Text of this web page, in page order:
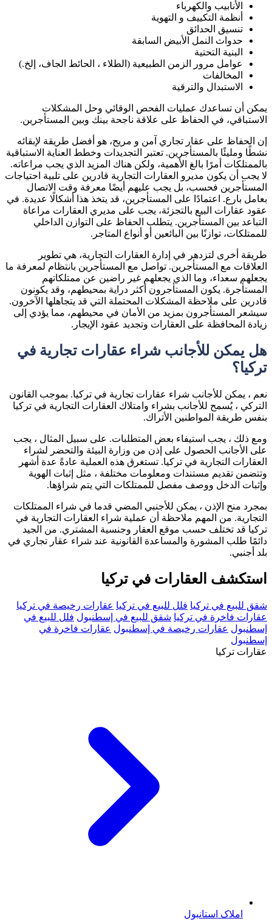
الأنابيب والكهرباء
أنظمة التكييف و التهوية
تنسيق الحدائق
حدواث النمل الأبيض السابقة
البنية التحتية
عوامل مرور الزمن الطبيعية (الطلاء ، الحائط الجاف، إلخ.)
المخالفات
الاستبدال والترقية
يمكن أن تساعدك عمليات الفحص الوقائي وحل المشكلات
الاستباقي، في الحفاظ على علاقة ناجحة بينك وبين المستأجرين.
إن الحفاظ على عقار تجاري آمن و مريح، هو أفضل طريقة لإبقائه
نشطًا ومليئًا بالمستأجرين. تعتبر التجديدات وخطط العناية الاستباقية
بالممتلكات أمرًا بالغ الأهمية، ولكن هناك المزيد الذي يجب مراعاته.
لا يجب أن يكون مديرو العقارات التجارية قادرين على تلبية احتياجات
المستأجرين فحسب، بل يجب عليهم أيضًا معرفة وقت الاتصال
بعامل بارع. اعتمادًا على المستأجرين، قد يتخذ هذا أشكالًا عديدة. في
عقود عقارات البيع بالتجزئة، يجب على مديري العقارات مراعاة
التباعد بين المستأجرين. يتطلب الحفاظ على التوازن الداخلي
للممتلكات، توازنًا بين البائعين أو أنواع المتاجر.
طريقة أخرى لتزدهر في إدارة العقارات التجارية، هي تطوير
العلاقات مع المستأجرين. تواصل مع المستأجرين بانتظام لمعرفة ما
يجعلهم سعداء، وما الذي يجعلهم غير راضين عن ممتلكاتهم
المستأجرة. يكون المستأجرون أكثر دراية بمحيطهم، وقد يكونون
قادرين على ملاحظة المشكلات المحتملة التي قد يتجاهلها الآخرون.
سيشعر المستأجرون بمزيد من الأمان في محيطهم، مما يؤدي إلى
زيادة المحافظة على العقارات وتجديد عقود الإيجار.
هل يمكن للأجانب شراء عقارات تجارية في
تركيا؟
نعم ، يمكن للأجانب شراء عقارات تجارية في تركيا. بموجب القانون
التركي ، يُسمح للأجانب بشراء وامتلاك العقارات التجارية في تركيا
بنفس طريقة المواطنين الأتراك.
ومع ذلك ، يجب استيفاء بعض المتطلبات. على سبيل المثال ، يجب
على الأجانب الحصول على إذن من وزارة البيئة والتحضر لشراء
العقارات التجارية في تركيا. تستغرق هذه العملية عادةً عدة أشهر
وتتضمن تقديم مستندات ومعلومات مختلفة ، مثل إثبات الهوية
وإثبات الدخل ووصف مفصل للممتلكات التي يتم شراؤها.
بمجرد منح الإذن ، يمكن للأجنبي المضي قدما في شراء الممتلكات
التجارية. من المهم ملاحظة أن عملية شراء العقارات التجارية في
تركيا قد تختلف حسب موقع العقار وجنسية المشتري. من الجيد
دائمًا طلب المشورة والمساعدة القانونية عند شراء عقار تجاري في
بلد أجنبي.
استكشف العقارات في تركيا
شقق للبيع في تركيا فلل للبيع في تركيا عقارات رخيصة في تركيا
عقارات فاخرة في تركيا شقق للبيع في إسطنبول فلل للبيع في
إسطنبول عقارات رخيصة في إسطنبول عقارات فاخرة في
إسطنبول
عقارات تركيا
املاک استانبول